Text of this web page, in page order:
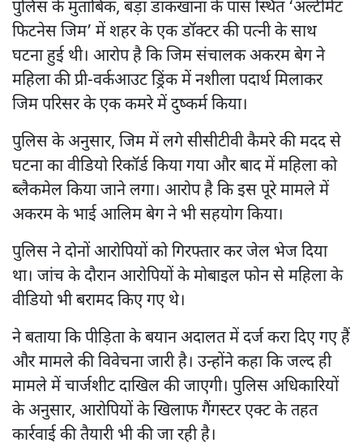
पुलिस के मुताबिक, बड़ा डाकखाना के पास स्थित ‘अल्टीमेट
फिटनेस जिम’ में शहर के एक डॉक्टर की पत्नी के साथ
घटना हुई थी। आरोप है कि जिम संचालक अकरम बेग ने
महिला की प्री-वर्कआउट ड्रिंक में नशीला पदार्थ मिलाकर
जिम परिसर के एक कमरे में दुष्कर्म किया।
पुलिस के अनुसार, जिम में लगे सीसीटीवी कैमरे की मदद से
घटना का वीडियो रिकॉर्ड किया गया और बाद में महिला को
ब्लैकमेल किया जाने लगा। आरोप है कि इस पूरे मामले में
अकरम के भाई आलिम बेग ने भी सहयोग किया।
पुलिस ने दोनों आरोपियों को गिरफ्तार कर जेल भेज दिया
था। जांच के दौरान आरोपियों के मोबाइल फोन से महिला के
वीडियो भी बरामद किए गए थे।
ने बताया कि पीड़िता के बयान अदालत में दर्ज करा दिए गए हैं
और मामले की विवेचना जारी है। उन्होंने कहा कि जल्द ही
मामले में चार्जशीट दाखिल की जाएगी। पुलिस अधिकारियों
के अनुसार, आरोपियों के खिलाफ गैंगस्टर एक्ट के तहत
कार्रवाई की तैयारी भी की जा रही है।